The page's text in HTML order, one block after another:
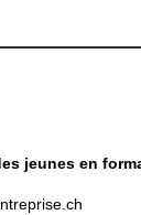
jeunes en